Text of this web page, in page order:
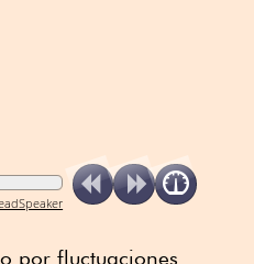
por fluctuaciones